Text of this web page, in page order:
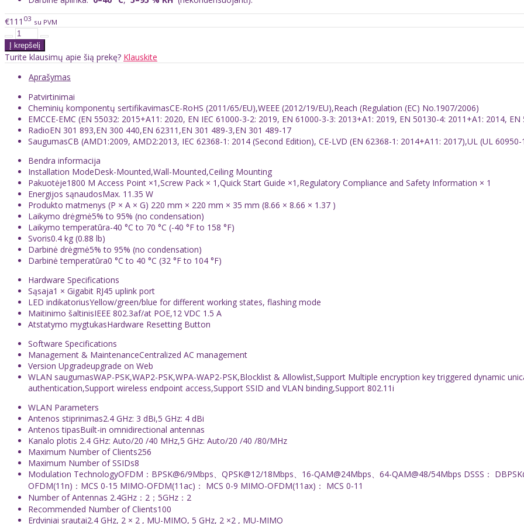
€111 03 su PVM
Turite klausimų apie šią prekę? Klauskite
Aprašymas
Patvirtinimai
Cheminių komponentų sertifikavimasCE-RoHS (2011/65/EU),WEEE (2012/19/EU),Reach (Regulation (EC) No.1907/2006)
EMCCE-EMC (EN 55032: 2015+A11: 2020, EN IEC 61000-3-2: 2019, EN 61000-3-3: 2013+A1: 2019, EN 50130-4: 2011+A1: 2014,
RadioEN 301 893,EN 300 440,EN 62311,EN 301 489-3,EN 301 489-17
SaugumasCB (AMD1:2009, AMD2:2013, IEC 62368-1: 2014 (Second Edition), CE-LVD (EN 62368-1: 2014+A11: 2017),UL (UL 60950-
Bendra informacija
Installation ModeDesk-Mounted,Wall-Mounted,Ceiling Mounting
Pakuotėje1800 M Access Point ×1,Screw Pack × 1,Quick Start Guide ×1,Regulatory Compliance and Safety Information × 1
Energijos sąnaudosMax. 11.35 W
Produkto matmenys (P × A × G) 220 mm × 220 mm × 35 mm (8.66 × 8.66 × 1.37 )
Laikymo drėgmė5% to 95% (no condensation)
Laikymo temperatūra-40 °C to 70 °C (-40 °F to 158 °F)
Svoris0.4 kg (0.88 lb)
Darbinė drėgmė5% to 95% (no condensation)
Darbinė temperatūra0 °C to 40 °C (32 °F to 104 °F)
Hardware Specifications
Sąsaja1 × Gigabit RJ45 uplink port
LED indikatoriusYellow/green/blue for different working states, flashing mode
Maitinimo šaltinisIEEE 802.3af/at POE,12 VDC 1.5 A
Atstatymo mygtukasHardware Resetting Button
Software Specifications
Management & MaintenanceCentralized AC management
Version Upgradeupgrade on Web
WLAN saugumasWAP-PSK,WAP2-PSK,WPA-WAP2-PSK,Blocklist & Allowlist,Support Multiple encryption key triggered dynamic
authentication,Support wireless endpoint access,Support SSID and VLAN binding,Support 802.11i
WLAN Parameters
Antenos stiprinimas2.4 GHz: 3 dBi,5 GHz: 4 dBi
Antenos tipasBuilt-in omnidirectional antennas
Kanalo plotis 2.4 GHz: Auto/20 /40 MHz,5 GHz: Auto/20 /40 /80/MHz
Maximum Number of Clients256
Maximum Number of SSIDs8
Modulation TechnologyOFDM：BPSK@6/9Mbps、QPSK@12/18Mbps、16-QAM@24Mbps、64-QAM@48/54Mbps DSSS：
OFDM(11n)：MCS 0-15 MIMO-OFDM(11ac)： MCS 0-9 MIMO-OFDM(11ax)： MCS 0-11
Number of Antennas 2.4GHz：2；5GHz：2
Recommended Number of Clients100
Erdviniai srautai2.4 GHz, 2 × 2 , MU-MIMO, 5 GHz, 2 ×2 , MU-MIMO